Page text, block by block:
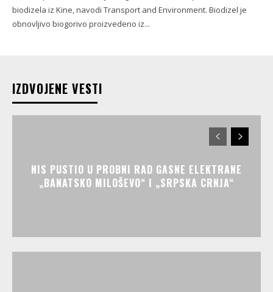
biodizela iz Kine, navodi Transport and Environment. Biodizel je
obnovljivo biogorivo proizvedeno iz...
IZDVOJENE VESTI
NIS PUSTIO U PROBNI RAD GASNE ELEKTRANE
„BANATSKO MILOŠEVO“ I „SRPSKA CRNJA“